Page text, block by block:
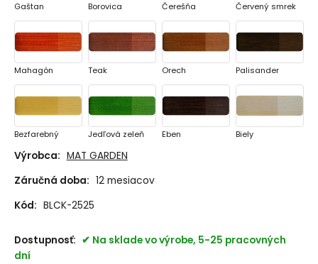
Gaštan Borovica Čerešňa Červený smrek
Mahagón Teak Orech Palisander
Bezfarebný Jedľová zeleň Eben Biely
Šedý
Výrobca: MAT GARDEN
Záručná doba: 12 mesiacov
Kód: BLCK-2525
Dostupnosť:
Na sklade vo výrobe, 5-25 pracovných
dní